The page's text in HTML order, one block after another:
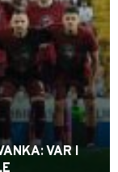
VAR I